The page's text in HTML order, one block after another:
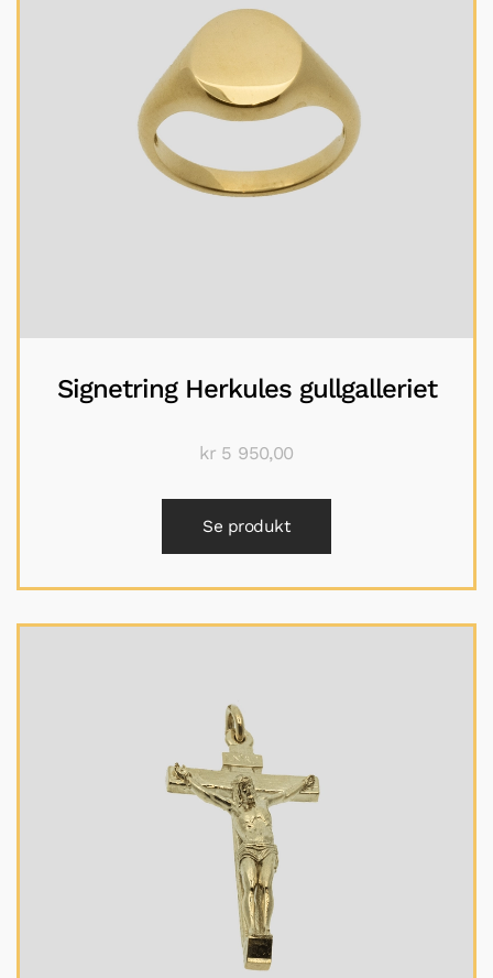
Signetring Herkules gullgalleriet
kr 5 950,00
Se produkt